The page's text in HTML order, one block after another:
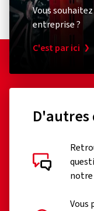
crossovers aux SUV,
quatre roues
De plus, Makwheels
alliage
Vous
entreprise ?
C'est par ici
D'autres
notre
Vous